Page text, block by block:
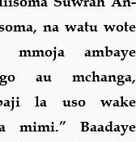
na watu wote
mmoja ambaye
au mchanga,
la uso wake
mimi.” Baadaye